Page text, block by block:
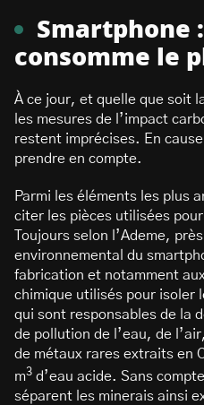
Smartphone
consomme le
À ce jour, et quelle que soit
les mesures de l’impact
restent imprécises. En
prendre en compte.
Parmi les éléments les plus
citer les pièces utilisées
Toujours selon l’Ademe,
environnemental du
fabrication et notamment
chimique utilisés pour isoler
qui sont responsables de la
de pollution de l’eau, de
de métaux rares extraits en
m3 d’eau acide. Sans
séparent les minerais ainsi